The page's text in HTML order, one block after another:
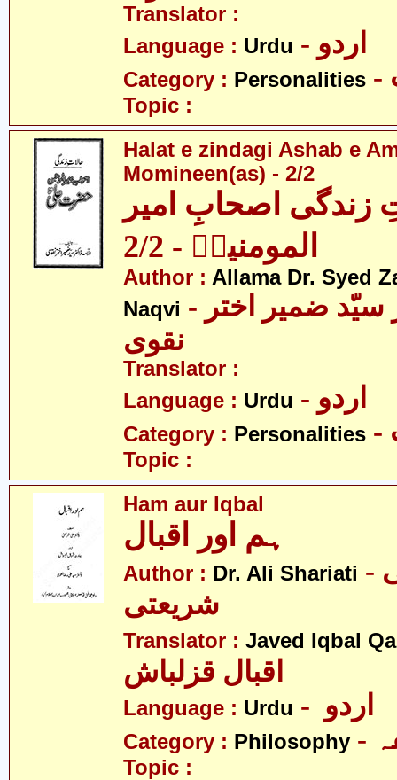
Translator :
Language : Urdu - اردو
Category : Personalities
Topic :
Halat e zindagi Ashab e
Momineen(as) - 2/2
زندگی اصحابِ امیر
المومنینؑ - 2/2
Author : Allama Dr. Syed
Naqvi - علامہ ڈاکٹر سیّد ضمیر اختر
نقوی
Translator :
Language : Urdu - اردو
Category : Personalities
Topic :
Ham aur Iqbal
ہم اور اقبال
Author : Dr. Ali Shariati - ڈاکٹر علی
شریعتی
Translator : Javed Iqbal
اقبال قزلباش
Language : Urdu
Category : Philosophy
Topic :